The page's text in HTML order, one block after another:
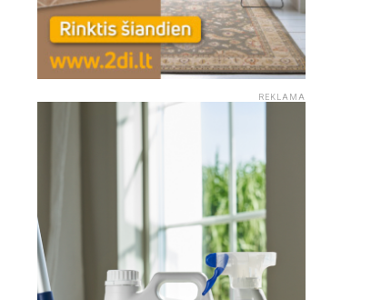
REKLAMA